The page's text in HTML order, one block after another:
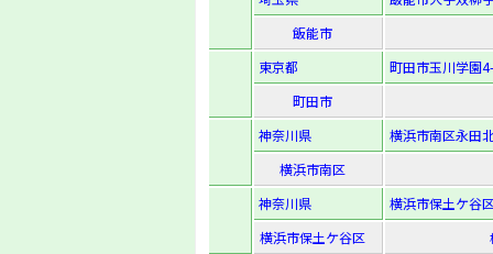
飯能市
東京都
町田市玉川学園
町田市
神奈川県
横浜市南区永田
横浜市南区
神奈川県
横浜市保土ケ谷
横浜市保土ケ谷区